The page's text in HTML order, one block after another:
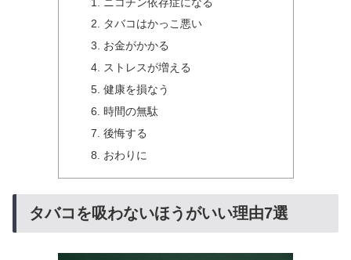
タバコはかっこ悪い
お金がかかる
ストレスが増える
健康を損なう
時間の無駄
後悔する
おわりに
タバコを吸わないほうがいい理由7選